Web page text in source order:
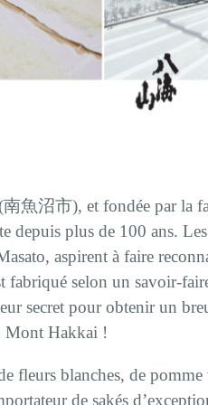
魚沼市), et fondée par la
depuis plus de 100 ans.
aspirent à faire
selon un savoir-
secret pour obtenir un
Mont Hakkai !
fleurs blanches, de pomme
de sakés